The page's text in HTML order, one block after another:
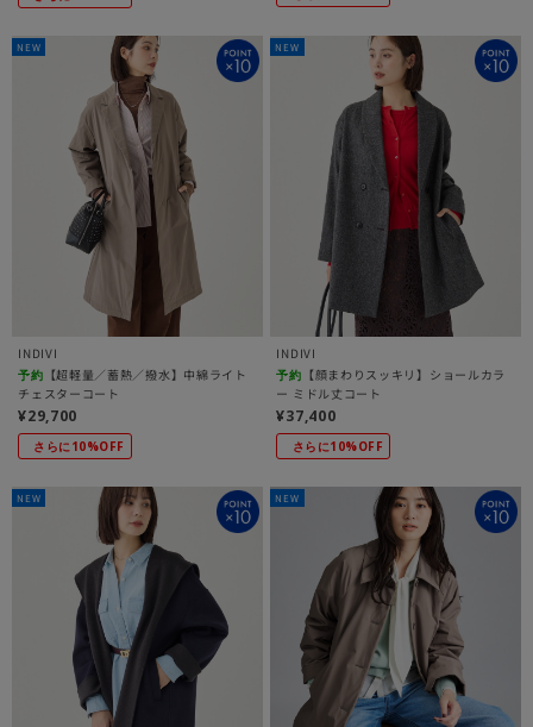
NEW
INDIVI
予約 【超軽量／蓄熱／撥水】中綿ライト
チェスターコート
¥29,700
さらに10%OFF
NEW
INDIVI
予約 【顔まわりスッキリ】ショールカラ
ー ミドル丈コート
¥37,400
さらに10%OFF
NEW NEW